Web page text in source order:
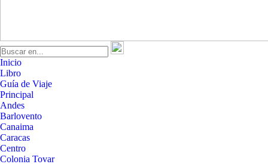
Inicio
Libro
Guía de Viaje
Principal
Andes
Barlovento
Canaima
Caracas
Centro
Colonia Tovar